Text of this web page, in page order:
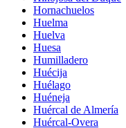
Hornachuelos
Huelma
Huelva
Huesa
Humilladero
Huécija
Huélago
Huéneja
Huércal de Almería
Huércal-Overa